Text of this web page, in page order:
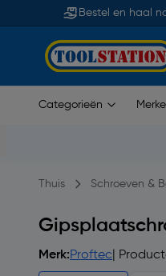
Bestel en haal
Categorieën
Thuis Schroeven &
Merk:Proftec |